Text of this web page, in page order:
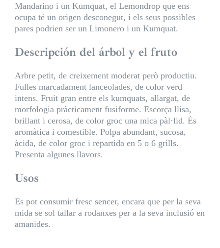
Mandarino i un Kumquat, el Lemondrop que ens
ocupa té un origen desconegut, i els seus possibles
pares podrien ser un Limonero i un Kumquat.
Descripción del árbol y el fruto
Arbre petit, de creixement moderat però productiu.
Fulles marcadament lanceolades, de color verd
intens. Fruit gran entre els kumquats, allargat, de
morfologia pràcticament fusiforme. Escorça llisa,
brillant i cerosa, de color groc una mica pàl·lid. És
aromàtica i comestible. Polpa abundant, sucosa,
àcida, de color groc i repartida en 5 o 6 grills.
Presenta algunes llavors.
Usos
Es pot consumir fresc sencer, encara que per la seva
mida se sol tallar a rodanxes per a la seva inclusió en
amanides.